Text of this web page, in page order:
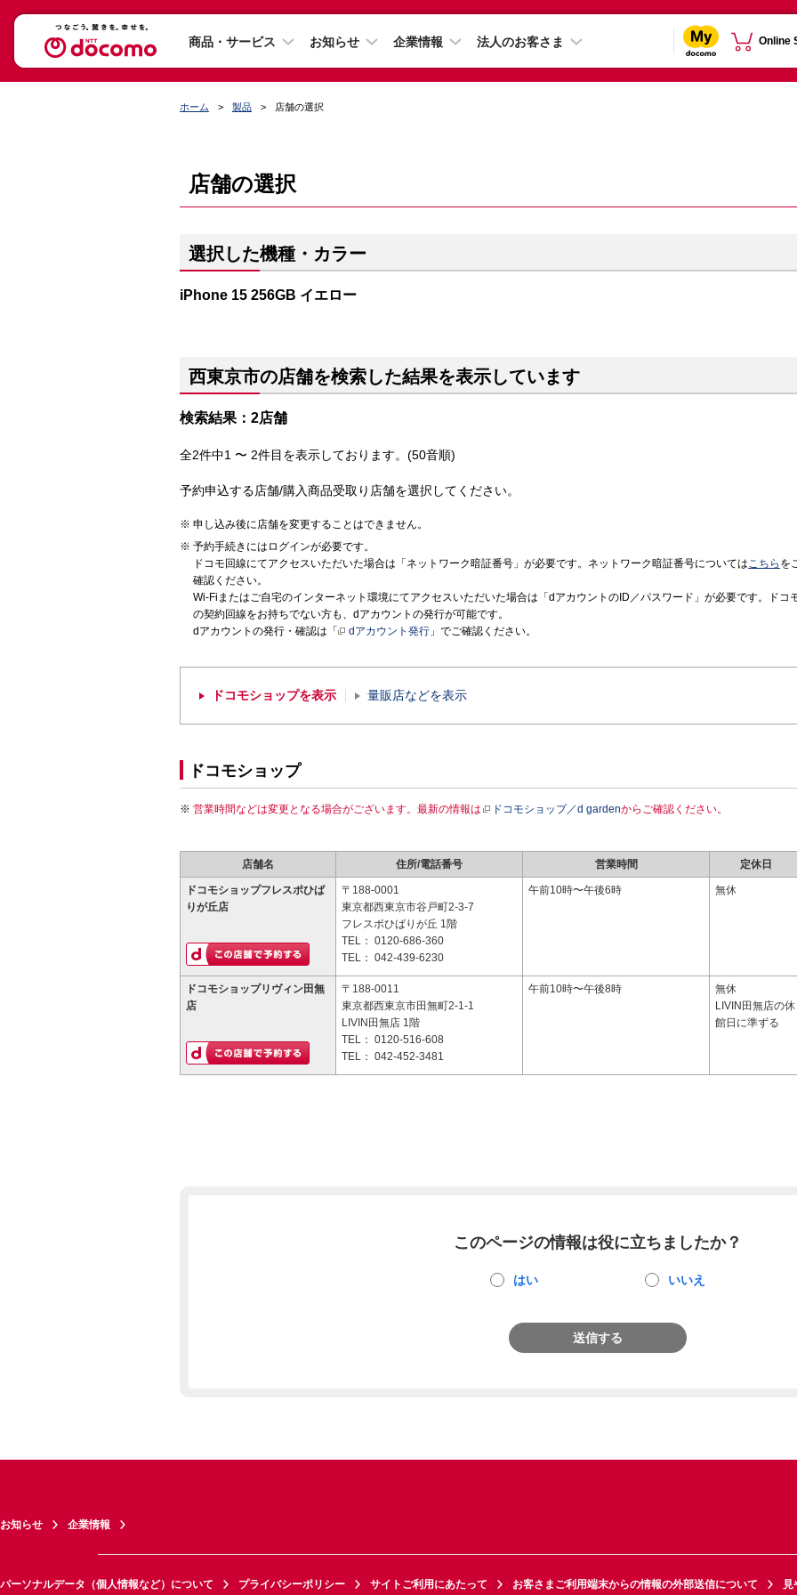
商品・サービス お知らせ 企業情報 法人のお客さま Online
ホーム 製品 店舗の選択
店舗の選択
選択した機種・カラー
iPhone 15 256GB イエロー
西東京市の店舗を検索した結果を表示しています
検索結果：2店舗
全2件中1 〜 2件目を表示しております。(50音順)
予約申込する店舗/購入商品受取り店舗を選択してください。
申し込み後に店舗を変更することはできません。
予約手続きにはログインが必要です。
ドコモ回線にてアクセスいただいた場合は「ネットワーク暗証番号」が必要です。ネットワーク暗証番号についてはこちら を
確認ください。
Wi-Fiまたはご自宅のインターネット環境にてアクセスいただいた場合は「dアカウントのID／パスワード」が必要です。ドコ
の契約回線をお持ちでない方も、dアカウントの発行が可能です。
dアカウントの発行・確認は「
dアカウント発行 」でご確認ください。
ドコモショップを表示 量販店などを表示
ドコモショップ
営業時間などは変更となる場合がございます。最新の情報は ドコモショップ／d gardenからご確認ください。
店舗名 住所/電話番号 営業時間 定休日
ドコモショップフレスポひば
りが丘店
〒188-0001
東京都西東京市谷戸町2-3-7
フレスポひばりが丘 1階
TEL： 0120-686-360
TEL： 042-439-6230
午前10時〜午後6時 無休
ドコモショップリヴィン田無
店
〒188-0011
東京都西東京市田無町2-1-1
LIVIN田無店 1階
TEL： 0120-516-608
TEL： 042-452-3481
午前10時〜午後8時
無休
LIVIN田無店の休
館日に準ずる
このページの情報は役に立ちましたか？
はい いいえ
送信する
お知らせ 企業情報
パーソナルデータ（個人情報など）について プライバシーポリシー サイトご利用にあたって お客さまご利用端末からの情報の外部送信について 見